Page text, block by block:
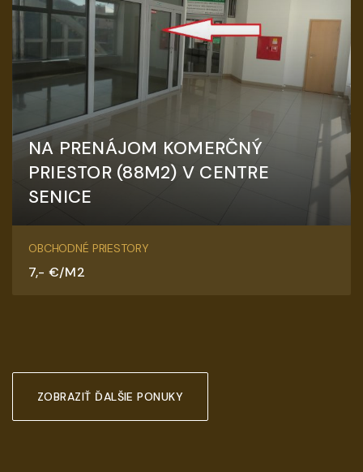
NA PRENÁJOM KOMERČNÝ
PRIESTOR (88M2) V CENTRE
SENICE
Hurbanova, Senica
OBCHODNÉ PRIESTORY
7,- €/M2
ZOBRAZIŤ ĎALŠIE PONUKY